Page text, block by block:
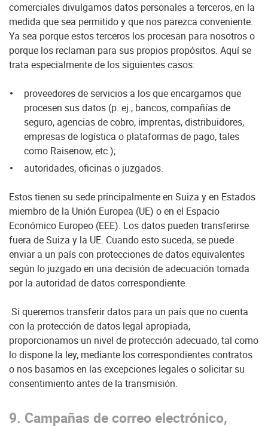
comerciales divulgamos datos personales a terceros, en la
medida que sea permitido y que nos parezca conveniente.
Ya sea porque estos terceros los procesan para nosotros o
porque los reclaman para sus propios propósitos. Aquí se
trata especialmente de los siguientes casos:
proveedores de servicios a los que encargamos que
procesen sus datos (p. ej., bancos, compañías de
seguro, agencias de cobro, imprentas, distribuidores,
empresas de logística o plataformas de pago, tales
como Raisenow, etc.);
autoridades, oficinas o juzgados.
Estos tienen su sede principalmente en Suiza y en Estados
miembro de la Unión Europea (UE) o en el Espacio
Económico Europeo (EEE). Los datos pueden transferirse
fuera de Suiza y la UE. Cuando esto suceda, se puede
enviar a un país con protecciones de datos equivalentes
según lo juzgado en una decisión de adecuación tomada
por la autoridad de datos correspondiente.
Si queremos transferir datos para un país que no cuenta
con la protección de datos legal apropiada,
proporcionamos un nivel de protección adecuado, tal como
lo dispone la ley, mediante los correspondientes contratos
o nos basamos en las excepciones legaleso solicitar su
consentimiento antes de la transmisión.
9. Campañas de correo electrónico,